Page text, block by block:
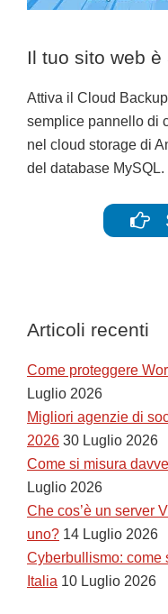
Il tuo sito web è
Attiva il Cloud
semplice pannello di
nel cloud storage di
del database MySQL.
Articoli recenti
Come proteggere
Luglio 2026
Migliori agenzie di
2026 30 Luglio 2026
Come si misura
Luglio 2026
Che cos’è un server
uno? 14 Luglio 2026
Cyberbullismo: come
Italia 10 Luglio 2026